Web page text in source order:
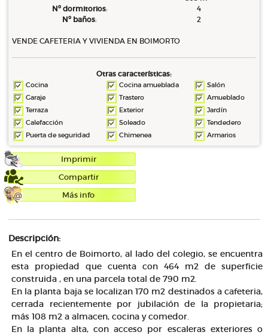
Nº dormitorios:
4
Nº baños: 2
VENDE CAFETERIA Y VIVIENDA EN BOIMORTO
Otras características:
Cocina Cocina amueblada
Salón
Garaje
Trastero
Amueblado
Terraza
Exterior
Jardín
Calefacción
Soleado
Tendedero
Puerta de seguridad
Chimenea Armarios
Imprimir
Compartir
Más info
Descripción:
En el centro de Boimorto, al lado del colegio, se encuentra
esta propiedad que cuenta con 464 m2 de superficie
construida , en una parcela total de 790 m2.
En la planta baja se localizan 170 m2 destinados a cafeteria,
cerrada recientemente por jubilación de la propietaria;
más 108 m2 a almacen, cocina y comedor.
En la planta alta, con acceso por escaleras exteriores o